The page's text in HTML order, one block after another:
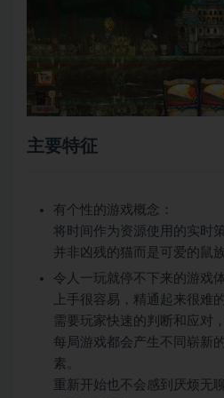
主要特征
有个性的游戏概念：
将时间作为资源使用的实时
并非凶残的猫而是可爱的鼠
令人一玩就停不下来的游戏体
上手很容易，精通起来很难
需要玩家快速的判断和应对
每局游戏都会产生不同崭新
素。
重新开始也不会感到厌烦无